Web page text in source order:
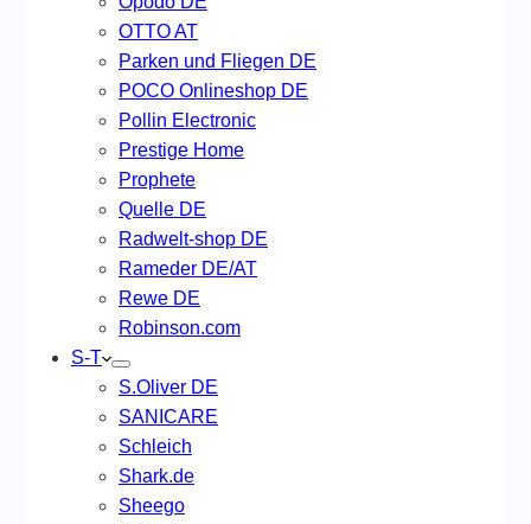
OTTO AT
Parken und Fliegen DE
POCO Onlineshop DE
Pollin Electronic
Prestige Home
Prophete
Quelle DE
Radwelt-shop DE
Rameder DE/AT
Rewe DE
Robinson.com
S-T
S.Oliver DE
SANICARE
Schleich
Shark.de
Sheego